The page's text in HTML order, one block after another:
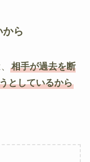
から
相手が過去を断
としているから